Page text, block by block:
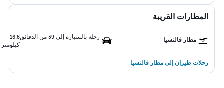
المطارات القريبة
مطار فالنسيا رحلة بالسيارة إلى 39 من الدقائق
16.6
كيلومتر
رحلات طيران إلى مطار فالنسيا